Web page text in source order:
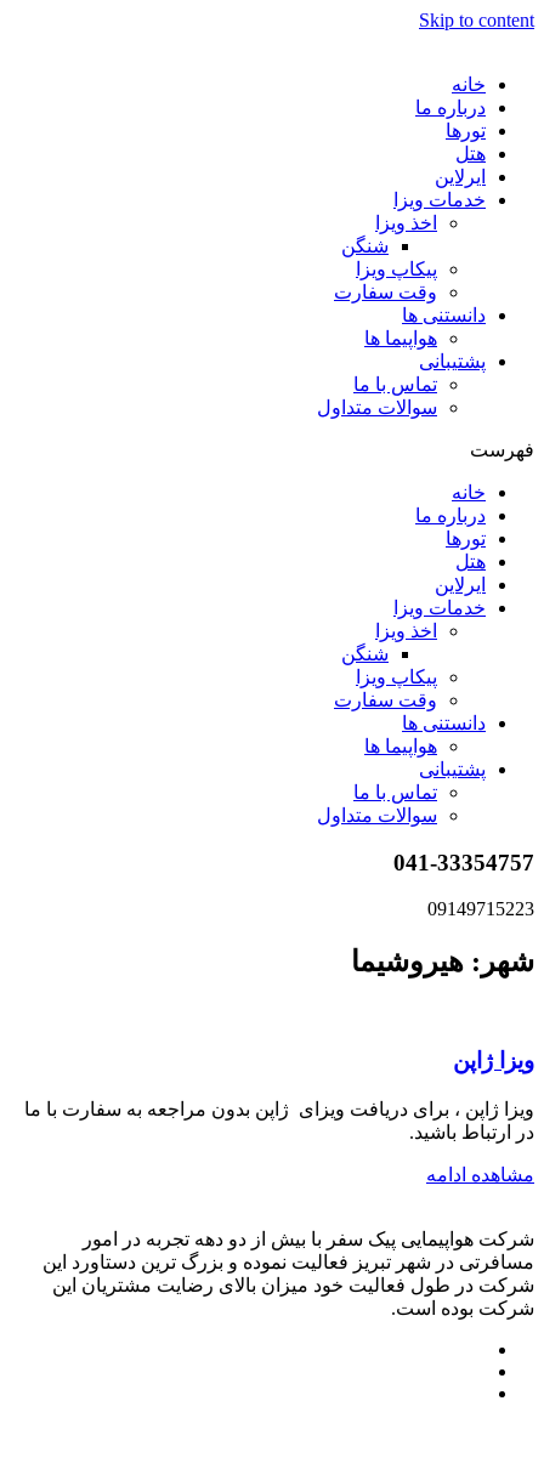
Skip to content
خانه
درباره ما
تورها
هتل
ایرلاین
خدمات ویزا
اخذ ویزا
شنگن
پیکاپ ویزا
وقت سفارت
دانستنی ها
هواپیما ها
پشتیبانی
تماس با ما
سوالات متداول
فهرست
خانه
درباره ما
تورها
هتل
ایرلاین
خدمات ویزا
اخذ ویزا
شنگن
پیکاپ ویزا
وقت سفارت
دانستنی ها
هواپیما ها
پشتیبانی
تماس با ما
سوالات متداول
041-33354757
09149715223
شهر: هیروشیما
ویزا ژاپن
ویزا ژاپن ، برای دریافت ویزای ژاپن بدون مراجعه به سفارت با ما
در ارتباط باشید.
مشاهده ادامه
شرکت هواپیمایی پیک سفر با بیش از دو دهه تجربه در امور
مسافرتی در شهر تبریز فعالیت نموده و بزرگ ترین دستاورد این
شرکت در طول فعالیت خود میزان بالای رضایت مشتریان این
شرکت بوده است.